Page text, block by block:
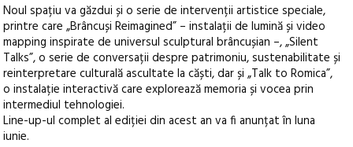
Noul spațiu va găzdui și o serie de intervenții artistice speciale,
printre care „Brâncuși Reimagined” – instalații de lumină și video
mapping inspirate de universul sculptural brâncușian –, „Silent
Talks”, o serie de conversații despre patrimoniu, sustenabilitate și
reinterpretare culturală ascultate la căști, dar și „Talk to Romica”,
o instalație interactivă care explorează memoria și vocea prin
intermediul tehnologiei.
Line-up-ul complet al ediției din acest an va fi anunțat în luna
iunie.